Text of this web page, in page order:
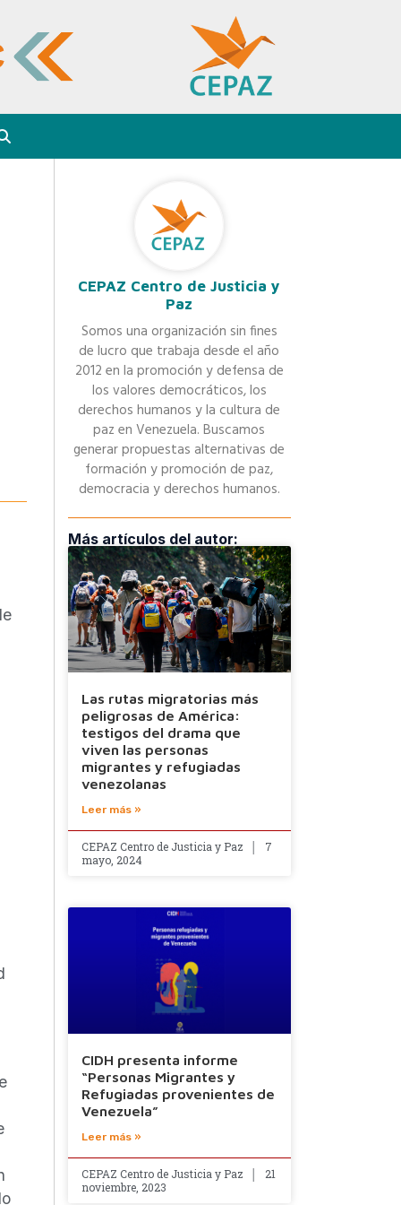
CEPAZ Centro de Justicia y
Paz
Somos una organización sin fines
de lucro que trabaja desde el año
2012 en la promoción y defensa de
los valores democráticos, los
derechos humanos y la cultura de
paz en Venezuela. Buscamos
generar propuestas alternativas de
formación y promoción de paz,
democracia y derechos humanos.
Más artículos del autor:
Las rutas migratorias más
peligrosas de América:
testigos del drama que
viven las personas
migrantes y refugiadas
venezolanas
Leer más »
CEPAZ Centro de Justicia y Paz
7
mayo, 2024
CIDH presenta informe
“Personas Migrantes y
Refugiadas provenientes de
Venezuela”
Leer más »
CEPAZ Centro de Justicia y Paz
21
noviembre, 2023